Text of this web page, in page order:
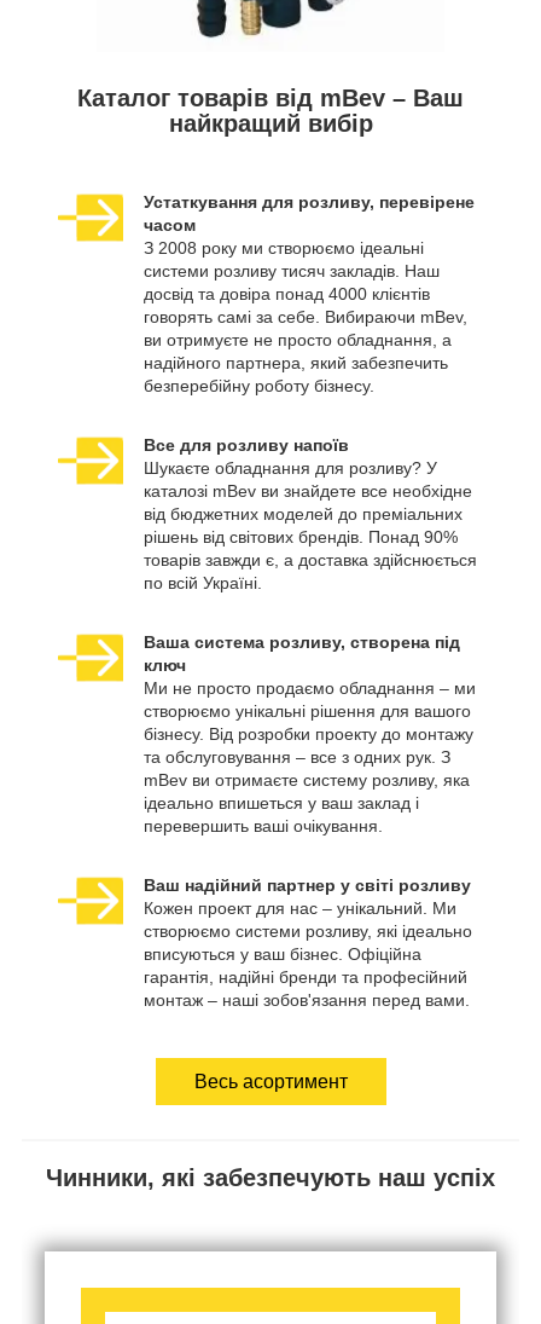
Каталог товарів від mBev – Ваш
найкращий вибір
Устаткування для розливу, перевірене
часом
З 2008 року ми створюємо ідеальні
системи розливу тисяч закладів. Наш
досвід та довіра понад 4000 клієнтів
говорять самі за себе. Вибираючи mBev,
ви отримуєте не просто обладнання, а
надійного партнера, який забезпечить
безперебійну роботу бізнесу.
Все для розливу напоїв
Шукаєте обладнання для розливу? У
каталозі mBev ви знайдете все необхідне
від бюджетних моделей до преміальних
рішень від світових брендів. Понад 90%
товарів завжди є, а доставка здійснюється
по всій Україні.
Ваша система розливу, створена під
ключ
Ми не просто продаємо обладнання – ми
створюємо унікальні рішення для вашого
бізнесу. Від розробки проекту до монтажу
та обслуговування – все з одних рук. З
mBev ви отримаєте систему розливу, яка
ідеально впишеться у ваш заклад і
перевершить ваші очікування.
Ваш надійний партнер у світі розливу
Кожен проект для нас – унікальний. Ми
створюємо системи розливу, які ідеально
вписуються у ваш бізнес. Офіційна
гарантія, надійні бренди та професійний
монтаж – наші зобов'язання перед вами.
Весь асортимент
Чинники, які забезпечують наш успіх